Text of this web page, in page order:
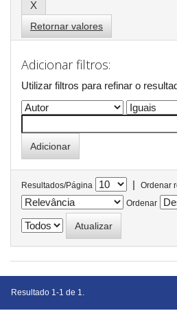
Retornar valores
Adicionar filtros:
Utilizar filtros para refinar o
Resultados/Página |
Ordenar
Ordenar
Resultado 1-1 de 1.